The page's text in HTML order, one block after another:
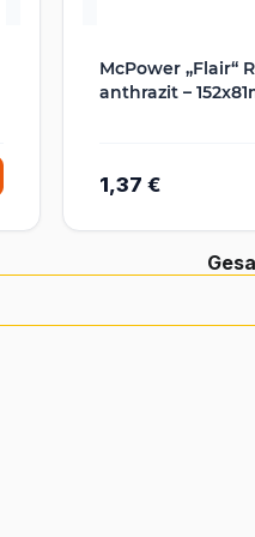
McPower „Flair“
anthrazit –
1,37 €